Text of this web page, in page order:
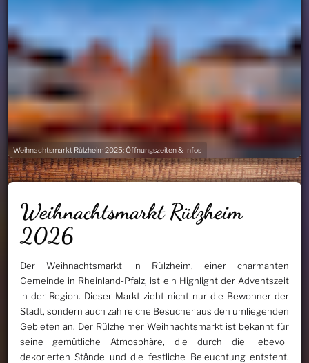
Weihnachtsmarkt Rülzheim 2025: Öffnungszeiten & Infos
Weihnachtsmarkt Rülzheim
2026
Der Weihnachtsmarkt in Rülzheim, einer charmanten
Gemeinde in Rheinland-Pfalz, ist ein Highlight der Adventszeit
in der Region. Dieser Markt zieht nicht nur die Bewohner der
Stadt, sondern auch zahlreiche Besucher aus den umliegenden
Gebieten an. Der Rülzheimer Weihnachtsmarkt ist bekannt für
seine gemütliche Atmosphäre, die durch die liebevoll
dekorierten Stände und die festliche Beleuchtung entsteht.